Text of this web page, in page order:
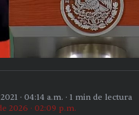
· 04:14 a.m. · 1 min de lectura
2026 · 02:09 p.m.